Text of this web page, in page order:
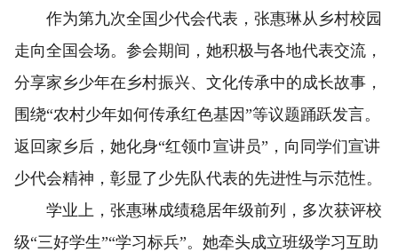
作为第九次全国少代会代表，张惠琳从乡村校园
走向全国会场。参会期间，她积极与各地代表交流，
分享家乡少年在乡村振兴、文化传承中的成长故事，
围绕“农村少年如何传承红色基因”等议题踊跃发言。
返回家乡后，她化身“红领巾宣讲员”，向同学们宣讲
少代会精神，彰显了少先队代表的先进性与示范性。
学业上，张惠琳成绩稳居年级前列，多次获评校
级“三好学生”“学习标兵”。她牵头成立班级学习互助